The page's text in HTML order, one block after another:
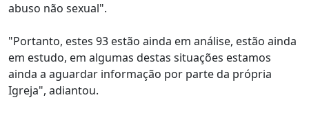
abuso não sexual".
"Portanto, estes 93 estão ainda em análise, estão ainda
em estudo, em algumas destas situações estamos
ainda a aguardar informação por parte da própria
Igreja", adiantou.